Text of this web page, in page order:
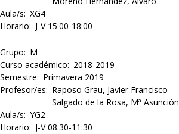
Aula/s XG4
Horario
J-V 15:00-18:00
Grupo
M
Curso académico
2018-2019
Semestre
Primavera 2019
Profesor/es
Raposo Grau, Javier Francisco
Salgado de la Rosa, Mª Asunción
Aula/s YG2
Horario
J-V 08:30-11:30